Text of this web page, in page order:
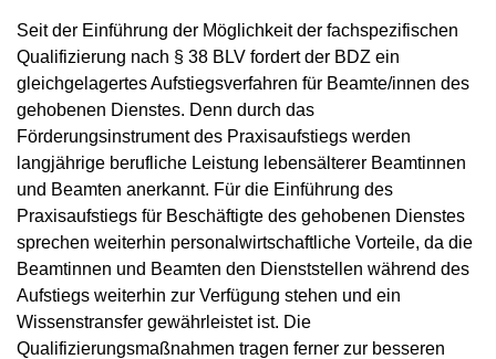
Seit der Einführung der Möglichkeit der fachspezifischen
Qualifizierung nach § 38 BLV fordert der BDZ ein
gleichgelagertes Aufstiegsverfahren für Beamte/innen des
gehobenen Dienstes. Denn durch das
Förderungsinstrument des Praxisaufstiegs werden
langjährige berufliche Leistung lebensälterer Beamtinnen
und Beamten anerkannt. Für die Einführung des
Praxisaufstiegs für Beschäftigte des gehobenen Dienstes
sprechen weiterhin personalwirtschaftliche Vorteile, da die
Beamtinnen und Beamten den Dienststellen während des
Aufstiegs weiterhin zur Verfügung stehen und ein
Wissenstransfer gewährleistet ist. Die
Qualifizierungsmaßnahmen tragen ferner zur besseren